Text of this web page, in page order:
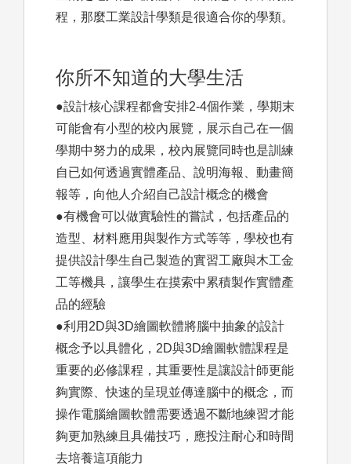
程，那麼工業設計學類是很適合你的學類。
你所不知道的大學生活
●設計核心課程都會安排2-4個作業，學期末
可能會有小型的校內展覽，展示自己在一個
學期中努力的成果，校內展覽同時也是訓練
自已如何透過實體產品、說明海報、動畫簡
報等，向他人介紹自己設計概念的機會
●有機會可以做實驗性的嘗試，包括產品的
造型、材料應用與製作方式等等，學校也有
提供設計學生自己製造的實習工廠與木工金
工等機具，讓學生在摸索中累積製作實體產
品的經驗
●利用2D與3D繪圖軟體將腦中抽象的設計
概念予以具體化，2D與3D繪圖軟體課程是
重要的必修課程，其重要性是讓設計師更能
夠實際、快速的呈現並傳達腦中的概念，而
操作電腦繪圖軟體需要透過不斷地練習才能
夠更加熟練且具備技巧，應投注耐心和時間
去培養這項能力